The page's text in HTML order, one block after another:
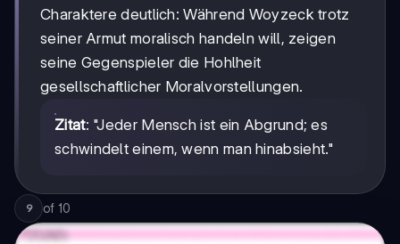
Charaktere deutlich: Während Woyzeck trotz
seiner Armut moralisch handeln will, zeigen
seine Gegenspieler die Hohlheit
gesellschaftlicher Moralvorstellungen.
Zitat: "Jeder Mensch ist ein Abgrund; es
schwindelt einem, wenn man hinabsieht."
9 of 10